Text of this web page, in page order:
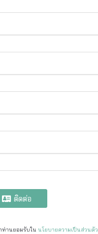
ติดต่อ
ท่านยอมรับในนโยบายความเป็นส่วนตัว